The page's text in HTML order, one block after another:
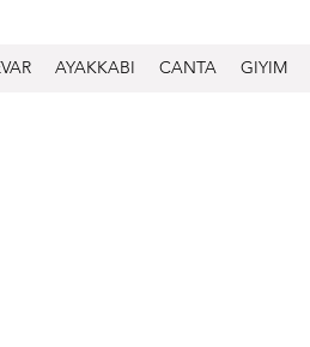
AYAKKABI CANTA GIYIM